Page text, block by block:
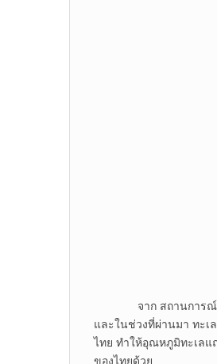
จาก สถานการณ์ โลก
และในช่วงที่ผ่านมา ทะเ
ไทย ทำให้อุณหภูมิทะเลแ
ของไทยด้วย